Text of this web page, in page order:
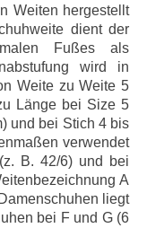
Weiten hergestellt
dient der
Fußes als
wird in
Weite zu Weite 5
Länge bei Size 5
und bei Stich 4 bis
verwendet
B. 42/6) und bei
A
liegt
bei F und G (6